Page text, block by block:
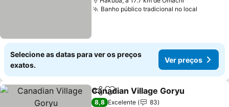
Banho público tradicional no local
Selecione as datas para ver os preços
exatos.
Ver preços
PartilharAdicionar aos favoritos
Canadian Village Goryu
8,8 Excelente
83